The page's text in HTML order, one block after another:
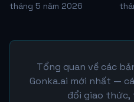
tháng 5 năm 2026
Tổng quan về các
Gonka.ai mới nhất —
đổi giao thức,